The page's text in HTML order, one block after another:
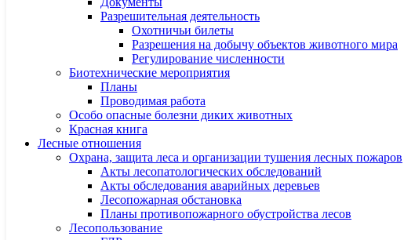
Разрешительная деятельность
Охотничьи билеты
Разрешения на добычу объектов животного мира
Регулирование численности
Биотехнические мероприятия
Планы
Проводимая работа
Особо опасные болезни диких животных
Красная книга
Лесные отношения
Охрана, защита леса и организации тушения лесных пожаров
Акты лесопатологических обследований
Акты обследования аварийных деревьев
Лесопожарная обстановка
Планы противопожарного обустройства лесов
Лесопользование